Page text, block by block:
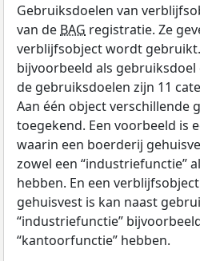
Gebruiksdoelen van
van de BAG registratie. Ze
verblijfsobject wordt
bijvoorbeeld als gebruiksdoel
de gebruiksdoelen zijn 11
Aan één object verschillende
toegekend. Een voorbeeld is
waarin een boerderij
zowel een “industriefunctie”
hebben. En een
gehuisvest is kan naast
“industriefunctie”
“kantoorfunctie” hebben.